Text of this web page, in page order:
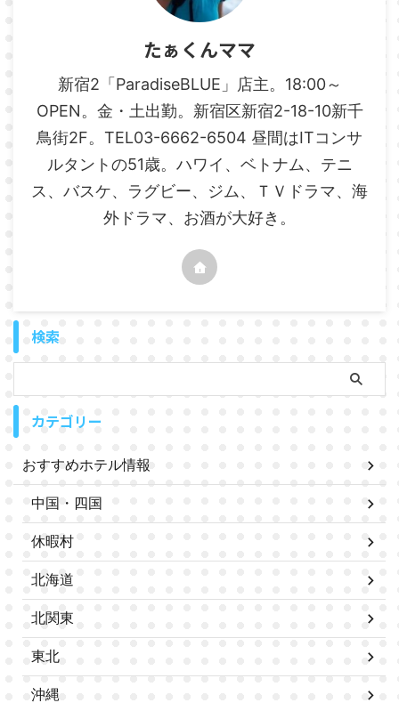
たぁくんママ
新宿2「ParadiseBLUE」店主。18:00～
OPEN。金・土出勤。新宿区新宿2-18-10新千
鳥街2F。TEL03-6662-6504 昼間はITコンサ
ルタントの51歳。ハワイ、ベトナム、テニ
ス、バスケ、ラグビー、ジム、ＴＶドラマ、海
外ドラマ、お酒が大好き。
検索
カテゴリー
おすすめホテル情報
中国・四国
休暇村
北海道
北関東
東北
沖縄